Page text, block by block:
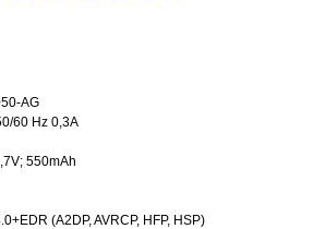
AG
60 Hz 0,3A
550mAh
(A2DP, AVRCP, HFP, HSP)